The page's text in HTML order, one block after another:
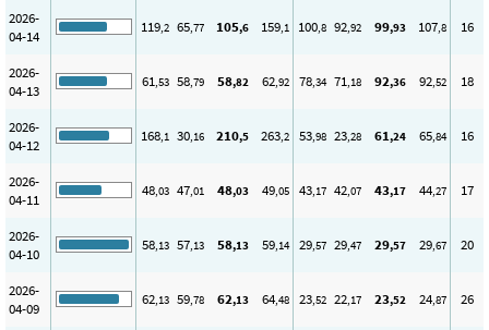
2026-
04-14
119,2 65,77 105,6 159,1 100,8 92,92 99,93 107,8 16
2026-
04-13
61,53 58,79 58,82 62,92 78,34 71,18 92,36 92,52 18
2026-
04-12
168,1 30,16 210,5 263,2 53,98 23,28 61,24 65,84 16
2026-
04-11
48,03 47,01 48,03 49,05 43,17 42,07 43,17 44,27 17
2026-
04-10
58,13 57,13 58,13 59,14 29,57 29,47 29,57 29,67 20
2026-
04-09
62,13 59,78 62,13 64,48 23,52 22,17 23,52 24,87 26